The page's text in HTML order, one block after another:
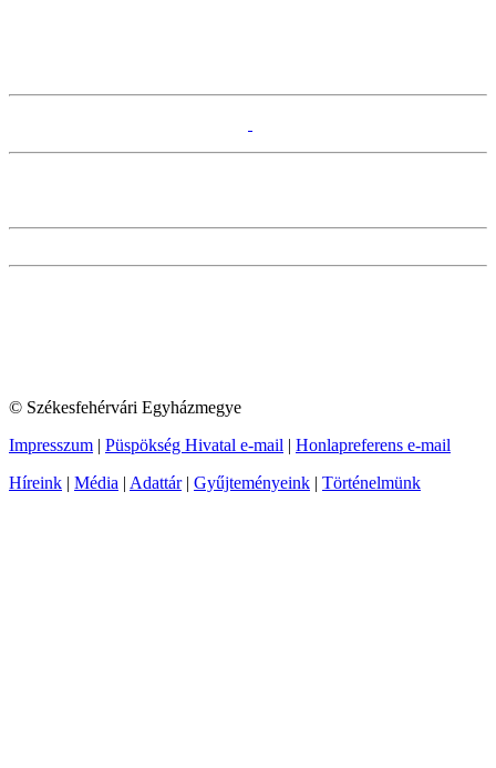
© Székesfehérvári Egyházmegye
Impresszum | Püspökség Hivatal e-mail | Honlapreferens e-mail
Híreink | Média | Adattár| Gyűjteményeink | Történelmünk